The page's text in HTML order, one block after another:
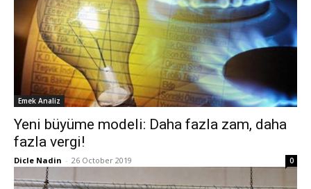
Emek Analiz
Yeni büyüme modeli: Daha fazla zam, daha
fazla vergi!
Dicle Nadin - 26 October 2019 0